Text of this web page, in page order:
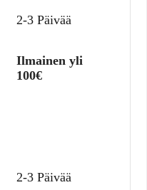
2-3 Päivää
Ilmainen yli
100€
2-3 Päivää